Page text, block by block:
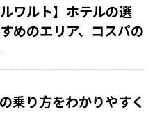
ルワルト】ホテルの選
めのエリア、コスパの
乗り方をわかりやすく